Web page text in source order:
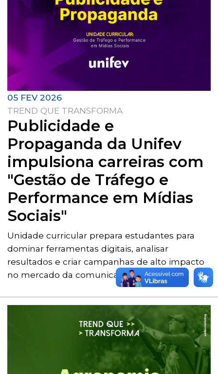
05 FEV 2026
TREND QUE TRANSFORMA
Publicidade e
Propaganda da Unifev
impulsiona carreiras com
"Gestão de Tráfego e
Performance em Mídias
Sociais"
Unidade curricular prepara estudantes para
dominar ferramentas digitais, analisar
resultados e criar campanhas de alto impacto
no mercado da comunicação